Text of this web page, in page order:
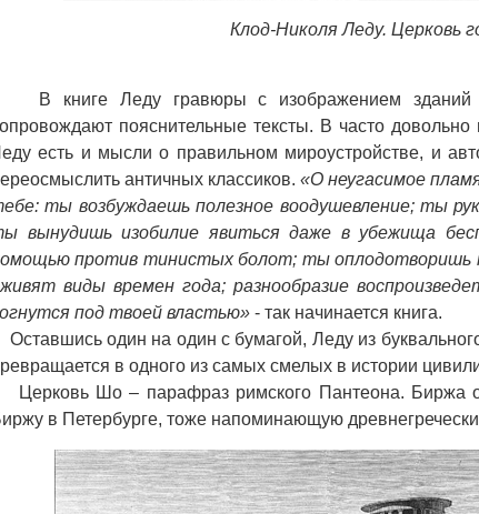
Клод-Николя Леду. Церковь
В книге Леду гравюры с изображением зданий
пояснительные тексты. В часто
есть и мысли о правильном мироустройстве, и
античных классиков. «О неугасимое
ты возбуждаешь полезное воодушевление; ты
вынудишь изобилие явиться даже в убежища
против тинистых болот; ты оплодотворишь
виды времен года; разнообразие
под твоей властью» - так начинается книга.
Оставшись один на один с бумагой, Леду из
в одного из самых смелых в истории
Церковь Шо – парафраз римского Пантеона. Биржа
в Петербурге, тоже напоминающую